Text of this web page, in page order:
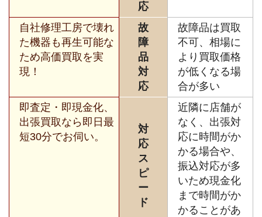
応
自社修理工房で壊れ
た機器も再生可能な
ため高価買取を実
現！
故
障
品
対
応
故障品は買取
不可、相場に
より買取価格
が低くなる場
合が多い
即査定・即現金化、
出張買取なら即日最
短30分でお伺い。
対
応
ス
ピ
ー
ド
近隣に店舗が
なく、出張対
応に時間がか
かる場合や、
振込対応が多
いため現金化
まで時間がか
かることがあ